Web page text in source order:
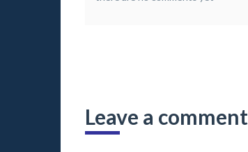
Leave a comment